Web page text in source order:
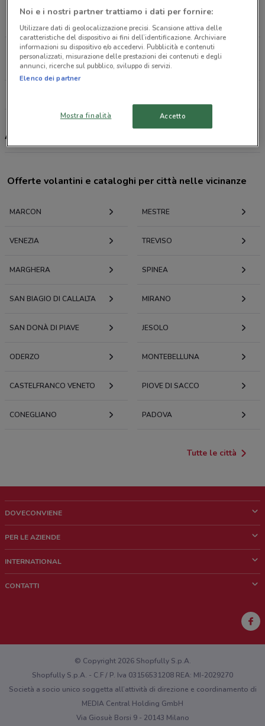
Piazza Venezia Jesolo
26.9 km
APERTO
Via Antonio Meucci Camposampiero
28.4 km
APERTO
Action, offerte e negozi
Offerte volantini e cataloghi per città nelle vicinanze
MARCON MESTRE
VENEZIA TREVISO
MARGHERA SPINEA
SAN BIAGIO DI CALLALTA MIRANO
SAN DONÀ DI PIAVE JESOLO
ODERZO MONTEBELLUNA
CASTELFRANCO VENETO PIOVE DI SACCO
CONEGLIANO PADOVA
Tutte le città
DOVECONVIENE
Chi siamo
Lavora con noi
PER LE AZIENDE
Richieste commerciali e marketing
INTERNATIONAL
CONTATTI
Hai un malfunzionamento sul web o sull'app?
© Copyright 2026 Shopfully S.p.A.
Shopfully S.p.A. - C.F / P. Iva 03156531208 REA: MI-2029270
Società a socio unico soggetta all’attività di direzione e coordinamento di
MEDIA Central Holding GmbH
Via Giosuè Borsi 9 - 20143 Milano
Noi e i nostri partner trattiamo i dati per fornire:
Utilizzare dati di geolocalizzazione precisi. Scansione attiva delle
caratteristiche del dispositivo ai fini dell’identificazione. Archiviare
informazioni su dispositivo e/o accedervi. Pubblicità e contenuti
personalizzati, misurazione delle prestazioni dei contenuti e degli
annunci, ricerche sul pubblico, sviluppo di servizi.
Elenco dei partner
Mostra finalità Accetto